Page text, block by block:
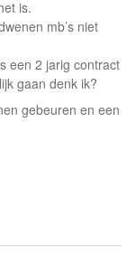
is.
mb’s niet
een 2 jarig contract
gaan denk ik?
gebeuren en een